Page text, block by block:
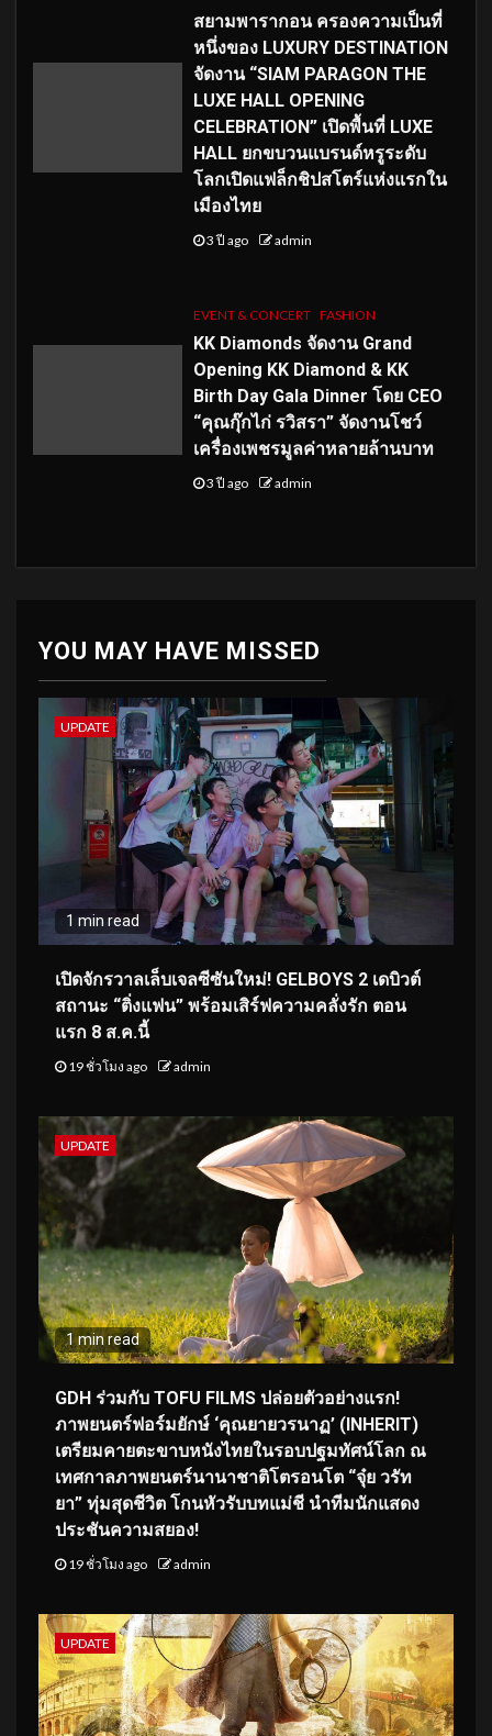
สยามพารากอน ครองความเป็นที่
หนึ่งของ LUXURY DESTINATION
จัดงาน “SIAM PARAGON THE
LUXE HALL OPENING
CELEBRATION” เปิดพื้นที่ LUXE
HALL ยกขบวนแบรนด์หรูระดับ
โลกเปิดแฟล็กชิปสโตร์แห่งแรกใน
เมืองไทย
3 ปี ago admin
EVENT & CONCERT FASHION
KK Diamonds จัดงาน Grand
Opening KK Diamond & KK
Birth Day Gala Dinner โดย CEO
“คุณกุ๊กไก่ รวิสรา” จัดงานโชว์
เครื่องเพชรมูลค่าหลายล้านบาท
3 ปี ago admin
YOU MAY HAVE MISSED
UPDATE
1 min read
เปิดจักรวาลเล็บเจลซีซันใหม่! GELBOYS 2 เดบิวต์
สถานะ “ติ่งแฟน” พร้อมเสิร์ฟความคลั่งรัก ตอน
แรก 8 ส.ค.นี้
19 ชั่วโมง ago admin
UPDATE
1 min read
GDH ร่วมกับ TOFU FILMS ปล่อยตัวอย่างแรก!
ภาพยนตร์ฟอร์มยักษ์ ‘คุณยายวรนาฏ’ (INHERIT)
เตรียมคายตะขาบหนังไทยในรอบปฐมทัศน์โลก ณ
เทศกาลภาพยนตร์นานาชาติโตรอนโต “จุ๋ย วรัท
ยา” ทุ่มสุดชีวิต โกนหัวรับบทแม่ชี นำทีมนักแสดง
ประชันความสยอง!
19 ชั่วโมง ago admin
UPDATE